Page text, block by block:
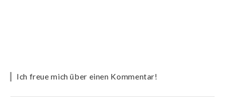
Ich freue mich über einen Kommentar!